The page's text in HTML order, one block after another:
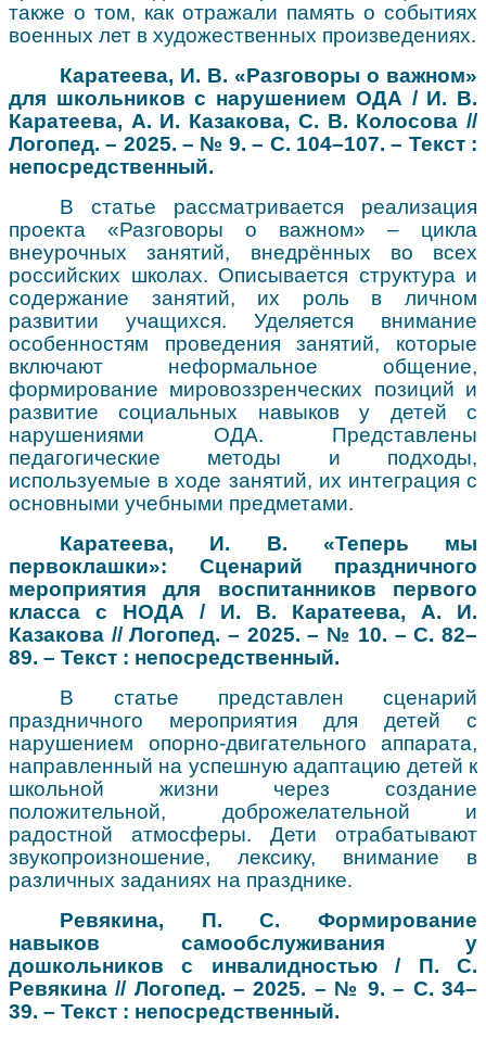
также о том, как отражали память о событиях
военных лет в художественных произведениях.
Каратеева, И. В. «Разговоры о важном»
для школьников с нарушением ОДА / И. В.
Каратеева, А. И. Казакова, С. В. Колосова //
Логопед. – 2025. – № 9. – С. 104–107. – Текст :
непосредственный.
В статье рассматривается реализация
проекта «Разговоры о важном» – цикла
внеурочных занятий, внедрённых во всех
российских школах. Описывается структура и
содержание занятий, их роль в личном
развитии учащихся. Уделяется внимание
особенностям проведения занятий, которые
включают неформальное общение,
формирование мировоззренческих позиций и
развитие социальных навыков у детей с
нарушениями ОДА. Представлены
педагогические методы и подходы,
используемые в ходе занятий, их интеграция с
основными учебными предметами.
Каратеева, И. В. «Теперь мы
первоклашки»: Сценарий праздничного
мероприятия для воспитанников первого
класса с НОДА / И. В. Каратеева, А. И.
Казакова // Логопед. – 2025. – № 10. – С. 82–
89. – Текст : непосредственный.
В статье представлен сценарий
праздничного мероприятия для детей с
нарушением опорно-двигательного аппарата,
направленный на успешную адаптацию детей к
школьной жизни через создание
положительной, доброжелательной и
радостной атмосферы. Дети отрабатывают
звукопроизношение, лексику, внимание в
различных заданиях на празднике.
Ревякина, П. С. Формирование
навыков самообслуживания у
дошкольников с инвалидностью / П. С.
Ревякина // Логопед. – 2025. – № 9. – С. 34–
39. – Текст : непосредственный.